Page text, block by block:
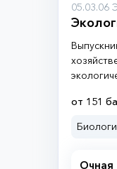
05.03.06
от 151
Очная